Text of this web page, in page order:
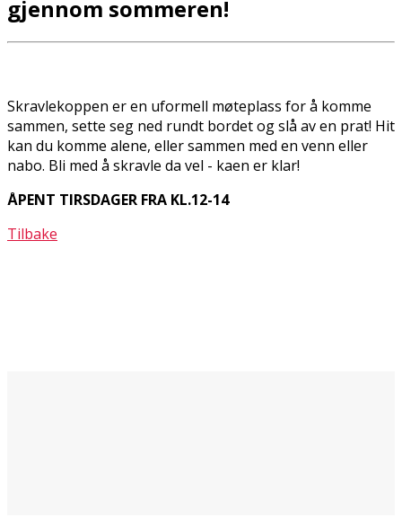
gjennom sommeren!
Skravlekoppen er en uformell møteplass for å komme
sammen, sette seg ned rundt bordet og slå av en prat! Hit
kan du komme alene, eller sammen med en venn eller
nabo. Bli med å skravle da vel - kaffen er klar!
ÅPENT TIRSDAGER FRA KL.12-14
Tilbake